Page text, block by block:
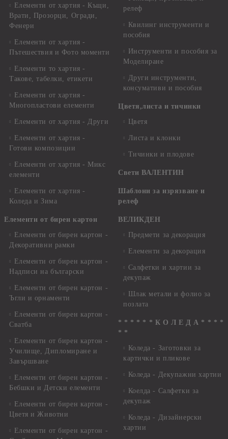
Елементи от хартия - Къщи,
Врати, Прозорци, Огради,
Фенери
Елементи от хартия -
Пътешествия и Фото моменти
Елементи то хартия -
Такове, табелки, етикети
Елементи от хартия -
Многопластови елементи
Елементи от хартия - Други
Елементи от хартия -
Готови композиции
Елементи от хартия - Микс
елементи
Елементи от хартия -
Коледа и Зима
Елементи от бирен картон
Елементи от бирен картон -
Декоративни рамки
Елементи от бирен картон -
Надписи на български
Елементи от бирен картон -
Ъгли и орнаменти
Елементи от бирен картон -
Сватба
Елементи от бирен картон -
Училище, Дипломиране и
Завършване
Елементи от бирен картон -
Бебшки и Детски елементи
Елементи от бирен картон -
Цветя и Животни
Елементи от бирен картон -
релеф
Квилинг инструменти и
пособия
Инструменти и пособия за
Моделиране
Други инструменти,
консумативи и пособия
Цветя,листа и тичинки
Цветя
Листа и клонки
Тичинки и плодове
Свети ВАЛЕНТИН
Шаблони за изрязване и
релеф
ВЕЛИКДЕН
Предмети за декорация
Елементи за декорация
Салфетки и хартии за
декупаж
Шлак метали и фолио за
позлата
* * * * * * К О Л Е Д А * * * *
* *
Коледа - Заготовки за
картички и пликове
Коледа - Декупажни хартии
Коелда - Салфетки за
декупаж
Коледа - Дизайнерски
хартии